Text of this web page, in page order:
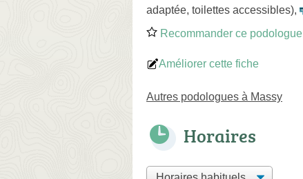
adaptée, toilettes accessibles),
Recommander ce podologue
Améliorer cette fiche
Autres podologues à Massy
Horaires